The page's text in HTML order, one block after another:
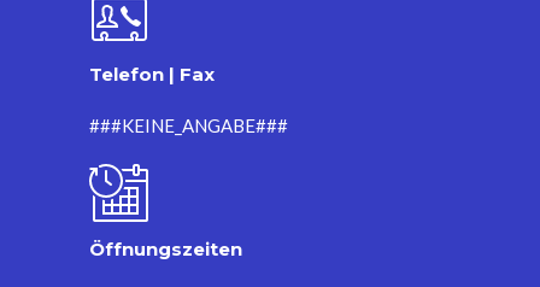
Telefon | Fax
###KEINE_ANGABE###
Öffnungszeiten